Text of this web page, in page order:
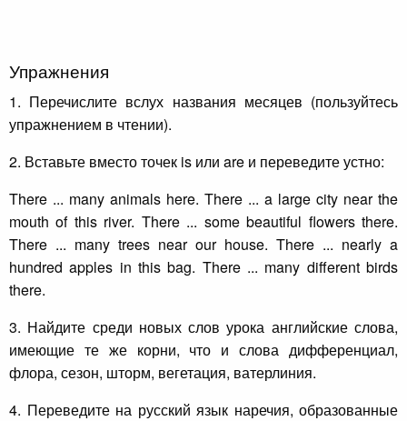
Упражнения
1. Перечислите вслух названия месяцев (пользуйтесь
упражнением в чтении).
2. Вставьте вместо точек is или are и переведите устно:
There ... many animals here. There ... a large city near the
mouth of this river. There ... some beautiful flowers there.
There ... many trees near our house. There ... nearly a
hundred apples in this bag. There ... many different birds
there.
3. Найдите среди новых слов урока английские слова,
имеющие те же корни, что и слова дифференциал,
флора, сезон, шторм, вегетация, ватерлиния.
4. Переведите на русский язык наречия, образованные